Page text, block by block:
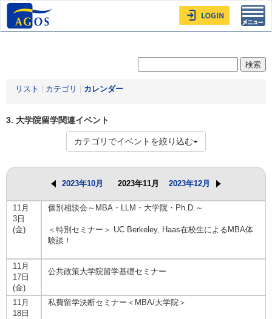
リスト カテゴリ カレンダー
3. 大学院留学関連イベント
カテゴリでイベントを絞り込む
2023年10月 2023年11月 2023年12月
11月
3日
(金)
個別相談会～MBA・LLM・大学院・Ph.D.～
＜特別セミナー＞ UC Berkeley, Haas在校生によるMBA体
験談！
11月
17日
(金)
公共政策大学院留学基礎セミナー
11月
18日
私費留学決断セミナー＜MBA/大学院＞